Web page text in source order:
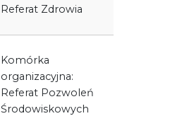
Referat Zdrowia
Komórka
organizacyjna:
Referat Pozwoleń
Środowiskowych